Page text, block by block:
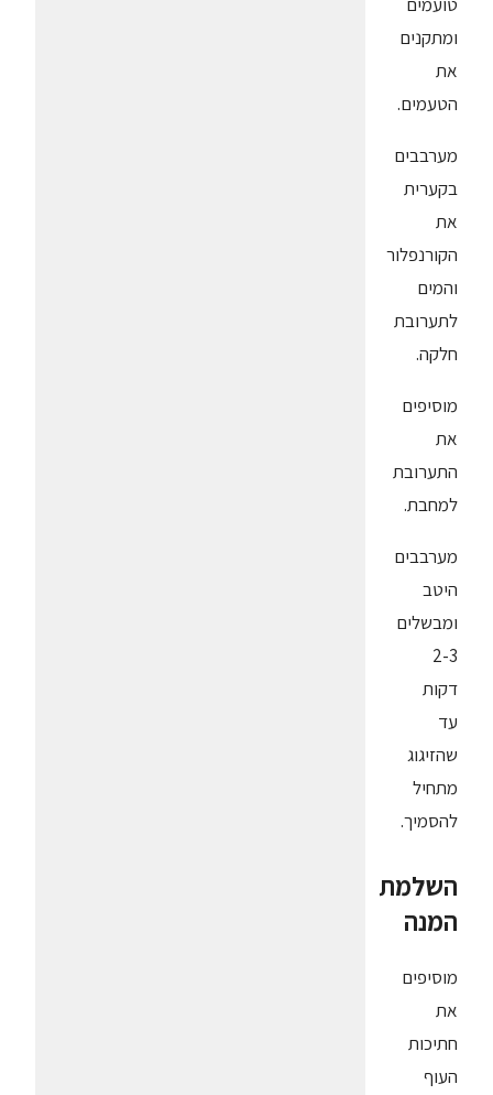
ומתקנים
את
הטעמים.
מערבבים
בקערית
את
הקורנפלור
והמים
לתערובת
חלקה.
מוסיפים
את
התערובת
למחבת.
מערבבים
היטב
ומבשלים
2-3
דקות
עד
שהזיגוג
מתחיל
להסמיך.
השלמת
המנה
מוסיפים
את
חתיכות
העוף